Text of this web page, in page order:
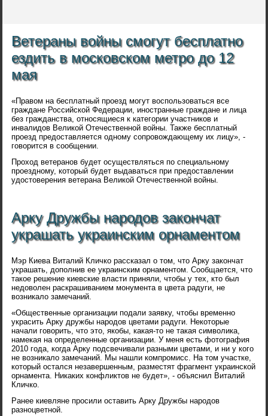
Ветераны войны смогут бесплатно
ездить в московском метро до 12
мая
«Правом на бесплатный проезд могут воспользоваться все
граждане Российской Федерации, иностранные граждане и лица
без гражданства, относящиеся к категории участников и
инвалидов Великой Отечественной войны. Также бесплатный
проезд предоставляется одному сопровождающему их лицу», -
говорится в сообщении.
Проход ветеранов будет осуществляться по специальному
проездному, который будет выдаваться при предоставлении
удостоверения ветерана Великой Отечественной войны.
Арку Дружбы народов закончат
украшать украинским орнаментом
Мэр Киева Виталий Кличко рассказал о том, что Арку закончат
украшать, дополнив ее украинским орнаментом. Сообщается, что
такое решение киевские власти приняли, чтобы у тех, кто был
недоволен раскрашиванием монумента в цвета радуги, не
возникало замечаний.
«Общественные организации подали заявку, чтобы временно
украсить Арку дружбы народов цветами радуги. Некоторые
начали говорить, что это, якобы, какая-то не такая символика,
намекая на определенные организации. У меня есть фотография
2010 года, когда Арку подсвечивали разными цветами, и ни у кого
не возникало замечаний. Мы нашли компромисс. На том участке,
который остался незавершенным, разместят фрагмент украинской
орнамента. Никаких конфликтов не будет», - объяснил Виталий
Кличко.
Ранее киевляне просили оставить Арку Дружбы народов
разноцветной.